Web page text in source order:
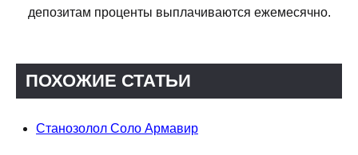
депозитам проценты выплачиваются ежемесячно.
ПОХОЖИЕ СТАТЬИ
Станозолол Соло Армавир